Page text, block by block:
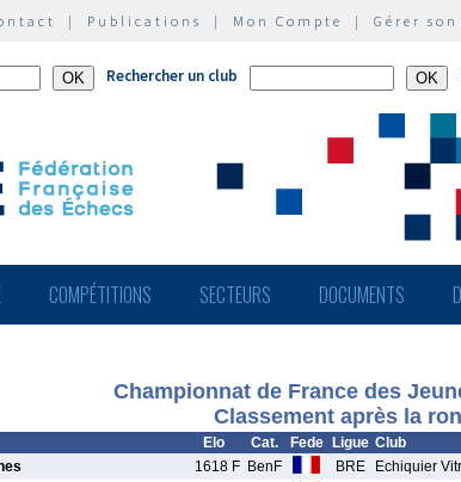
| Publications | Mon Compte | Gérer
Rechercher un club
COMPÉTITIONS SECTEURS DOCUMENTS
Championnat de France des
Classement après la
Elo Cat. Fede Ligue Club
1618 F BenF BRE Echiquier